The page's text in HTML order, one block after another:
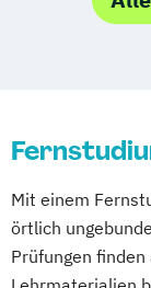
Online-
Mit einem
örtlich
Prüfungen